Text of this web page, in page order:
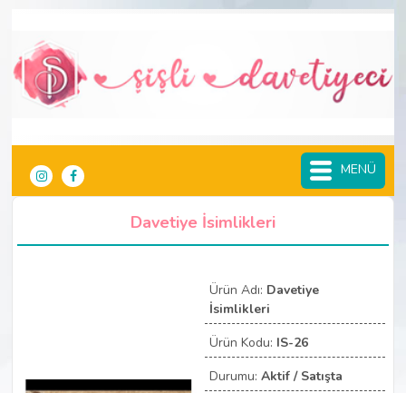
MENÜ
Davetiye İsimlikleri
Ürün Adı: Davetiye
İsimlikleri
Ürün Kodu: IS-26
Durumu:Aktif / Satışta